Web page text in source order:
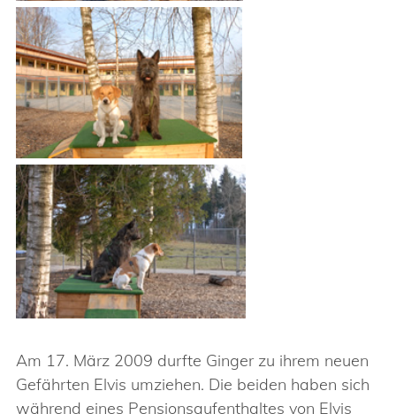
Am 17. März 2009 durfte Ginger zu ihrem neuen
Gefährten Elvis umziehen. Die beiden haben sich
während eines Pensionsaufenthaltes von Elvis